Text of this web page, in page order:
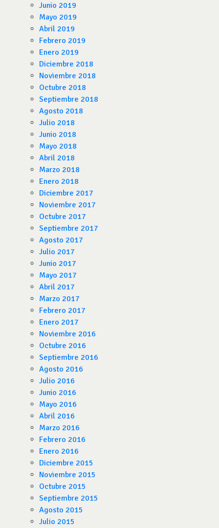
Junio 2019
Mayo 2019
Abril 2019
Febrero 2019
Enero 2019
Diciembre 2018
Noviembre 2018
Octubre 2018
Septiembre 2018
Agosto 2018
Julio 2018
Junio 2018
Mayo 2018
Abril 2018
Marzo 2018
Enero 2018
Diciembre 2017
Noviembre 2017
Octubre 2017
Septiembre 2017
Agosto 2017
Julio 2017
Junio 2017
Mayo 2017
Abril 2017
Marzo 2017
Febrero 2017
Enero 2017
Noviembre 2016
Octubre 2016
Septiembre 2016
Agosto 2016
Julio 2016
Junio 2016
Mayo 2016
Abril 2016
Marzo 2016
Febrero 2016
Enero 2016
Diciembre 2015
Noviembre 2015
Octubre 2015
Septiembre 2015
Agosto 2015
Julio 2015